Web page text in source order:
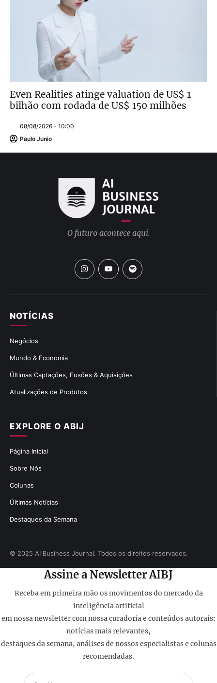
Even Realities atinge valuation de US$ 1
bilhão com rodada de US$ 150 milhões
08/08/2026 - 10:00
Paulo Junio
EXPLORE O ABIJ
Página Inicial
Sobre Nós
Colunas
Últimas Notícias
Destaques da Semana
NOTÍCIAS
Negócios
Mundo & Economia
Últimas Captações, Fusões & Aquisições
Atualizações de Produtos
O futuro acontece aqui.
© 2025 AI Business Journal. Todos os direitos reservados.
Assine a Newsletter AIBJ
Receba em primeira mão os movimentos do mercado da
inteligência artificial
em nossa newsletter com nossa curadoria e conteúdos autorais:
notícias mais relevantes,
destaques da semana, análises de nossos especialistas e colunas
recomendadas.